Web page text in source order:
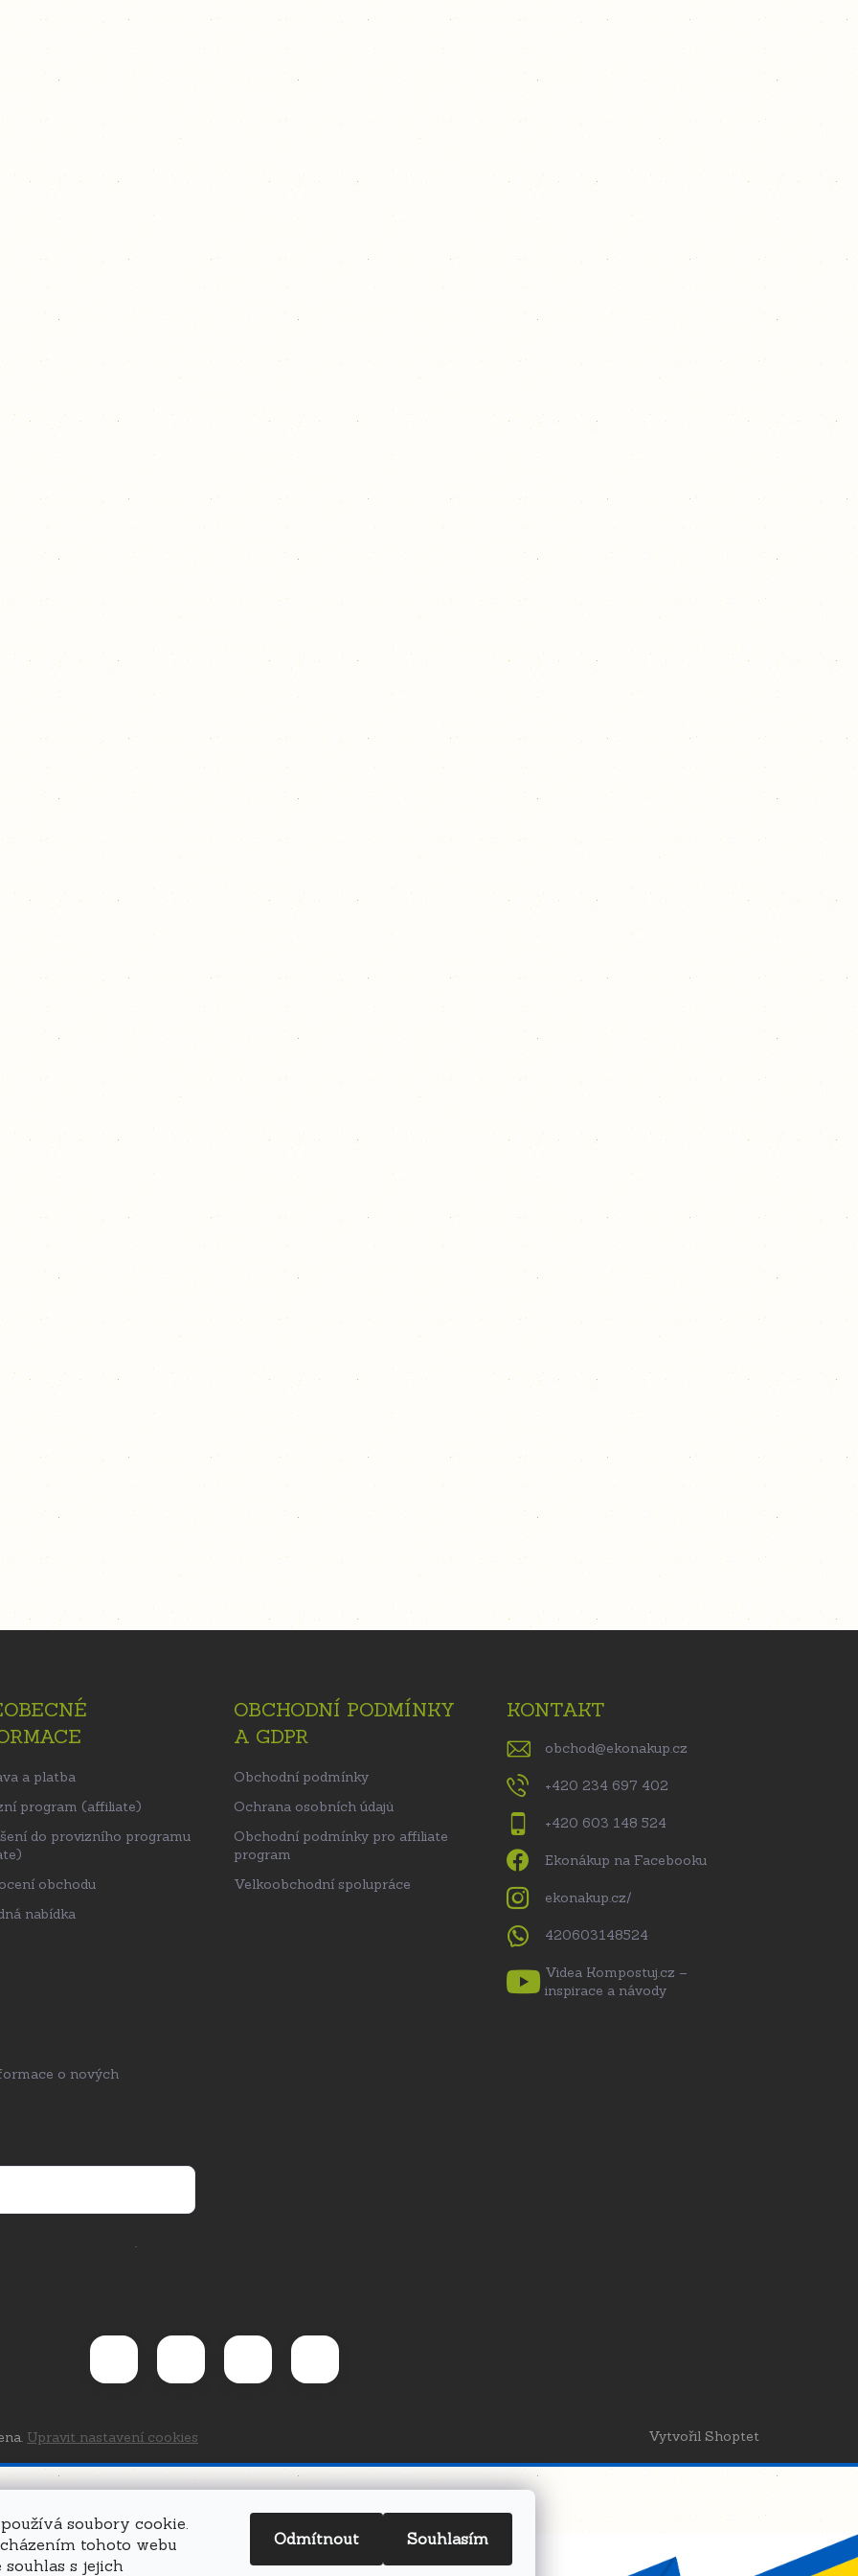
soubory cookie.
tohoto webu
souhlas s jejich
Odmítnout Souhlasím
a platba
program (affiliate)
do provizního programu
obchodu
nabídka
OBCHODNÍ PODMÍNKY
A GDPR
Obchodní podmínky
Ochrana osobních údajů
Obchodní podmínky pro affiliate
program
Velkoobchodní spolupráce
KONTAKT
obchod@ekonakup.cz
+420 234 697 402
+420 603 148 524
Ekonákup na Facebooku
ekonakup.cz/
420603148524
Videa Kompostuj.cz –
inspirace a návody
o nových
.
Vytvořil Shoptet
Upravit nastavení cookies